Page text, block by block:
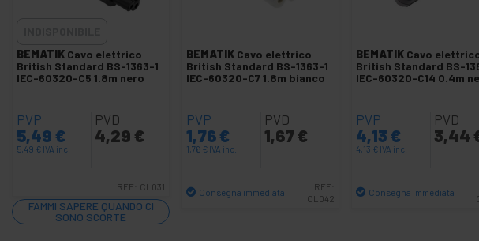
Cavi estremità aperta
Plug IEC-60320 per il montaggio
Condensatore di avviamento
Presa industriale IEC-60309 blu
BEMATIK Cavo elettrico
British Standard BS-1363-1
IEC-60320-C5 1.8m nero
PVP
5,49 €
5,49 € IVA inc.
PVD
4,29 €
REF: CL031
FAMMI SAPERE QUANDO CI
SONO SCORTE
BEMATIK Cavo elettrico
British Standard BS-1363-1
IEC-60320-C7 1.8m bianco
PVP
1,76€
1,76 € IVA inc.
PVD
1,67 €
Consegna immediata
REF:
CL042
BEMATIK Cavo
British Standard BS-
IEC-60320-C14 0.4m
PVP
4,13 €
4,13 € IVA inc.
PVD
3,44
Consegna immediata